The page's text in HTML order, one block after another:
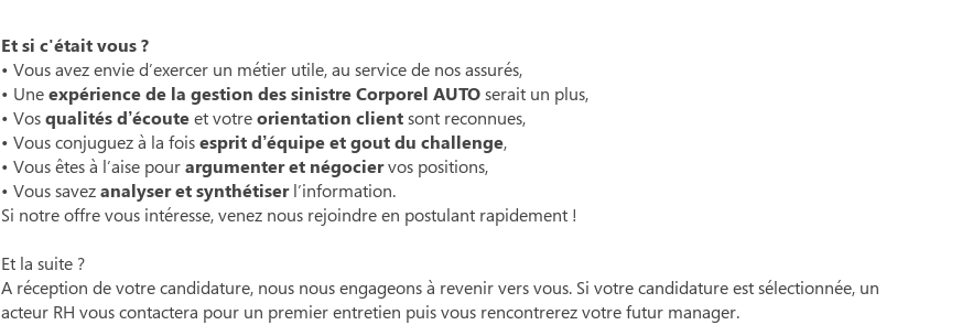
Et si c'était vous ?
• Vous avez envie d’exercer un métier utile, au service de nos assurés,
• Uneexpérience de la gestion des sinistre Corporel AUTOserait un plus,
• Vosqualités d’écouteet votreorientation clientsont reconnues,
• Vous conjuguez à la foisesprit d’équipe et gout du challenge,
• Vous êtes à l’aise pourargumenter et négociervos positions,
• Vous savezanalyser et synthétiserl’information.
​Si notre offre vous intéresse, venez nous rejoindre en postulant rapidement !
Et la suite ?
A réception de votre candidature, nous nous engageons à revenir vers vous. Si votre candidature est sélectionnée, un
acteur RH vous contactera pour un premier entretien puis vous rencontrerez votre futur manager.